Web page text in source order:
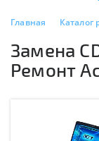
Главная Каталог
Замена
Ремонт